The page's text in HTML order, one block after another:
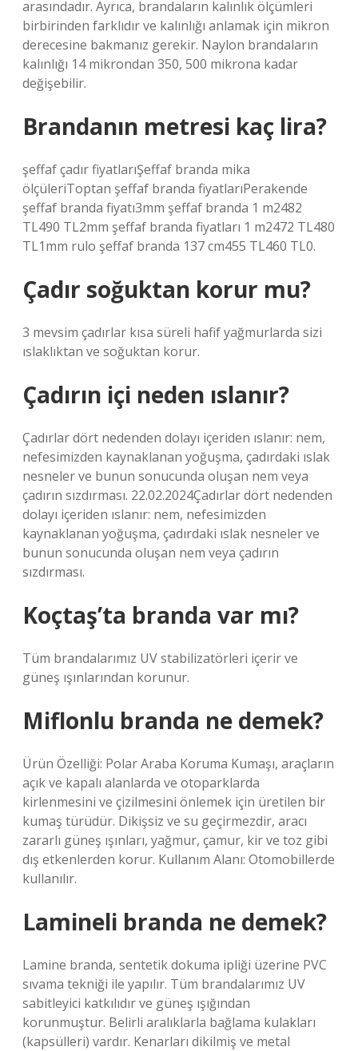
arasındadır. Ayrıca, brandaların kalınlık ölçümleri
birbirinden farklıdır ve kalınlığı anlamak için mikron
derecesine bakmanız gerekir. Naylon brandaların
kalınlığı 14 mikrondan 350, 500 mikrona kadar
değişebilir.
Brandanın metresi kaç lira?
şeffaf çadır fiyatlarıŞeffaf branda mika
ölçüleriToptan şeffaf branda fiyatlarıPerakende
şeffaf branda fiyatı3mm şeffaf branda 1 m2482
TL490 TL2mm şeffaf branda fiyatları 1 m2472 TL480
TL1mm rulo şeffaf branda 137 cm455 TL460 TL0.
Çadır soğuktan korur mu?
3 mevsim çadırlar kısa süreli hafif yağmurlarda sizi
ıslaklıktan ve soğuktan korur.
Çadırın içi neden ıslanır?
Çadırlar dört nedenden dolayı içeriden ıslanır: nem,
nefesimizden kaynaklanan yoğuşma, çadırdaki ıslak
nesneler ve bunun sonucunda oluşan nem veya
çadırın sızdırması. 22.02.2024Çadırlar dört nedenden
dolayı içeriden ıslanır: nem, nefesimizden
kaynaklanan yoğuşma, çadırdaki ıslak nesneler ve
bunun sonucunda oluşan nem veya çadırın
sızdırması.
Koçtaş’ta branda var mı?
Tüm brandalarımız UV stabilizatörleri içerir ve
güneş ışınlarından korunur.
Miflonlu branda ne demek?
Ürün Özelliği: Polar Araba Koruma Kumaşı, araçların
açık ve kapalı alanlarda ve otoparklarda
kirlenmesini ve çizilmesini önlemek için üretilen bir
kumaş türüdür. Dikişsiz ve su geçirmezdir, aracı
zararlı güneş ışınları, yağmur, çamur, kir ve toz gibi
dış etkenlerden korur. Kullanım Alanı: Otomobillerde
kullanılır.
Lamineli branda ne demek?
Lamine branda, sentetik dokuma ipliği üzerine PVC
sıvama tekniği ile yapılır. Tüm brandalarımız UV
sabitleyici katkılıdır ve güneş ışığından
korunmuştur. Belirli aralıklarla bağlama kulakları
(kapsülleri) vardır. Kenarları dikilmiş ve metal